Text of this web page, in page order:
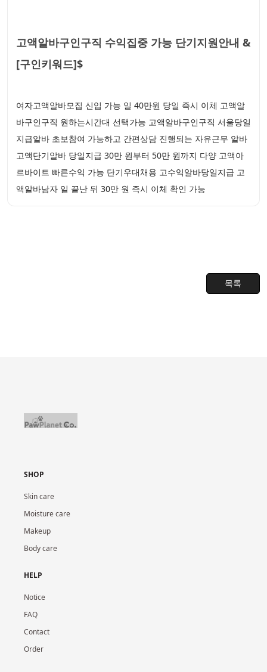
고액알바구인구직 수익집중 가능 단기지원안내 &
[구인키워드]$
여자고액알바모집 신입 가능 일 40만원 당일 즉시 이체 고액알
바구인구직 원하는시간대 선택가능 고액알바구인구직 서울당일
지급알바 초보참여 가능하고 간편상담 진행되는 자유근무 알바
고액단기알바 당일지급 30만 원부터 50만 원까지 다양 고액아
르바이트 빠른수익 가능 단기우대채용 고수익알바당일지급 고
액알바남자 일 끝난 뒤 30만 원 즉시 이체 확인 가능
목록
SHOP
Skin care
Moisture care
Makeup
Body care
HELP
Notice
FAQ
Contact
Order